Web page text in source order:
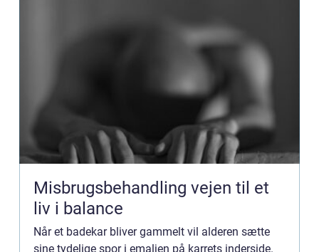
Misbrugsbehandling vejen til et
liv i balance
Når et badekar bliver gammelt vil alderen sætte
sine tydelige spor i emaljen på karrets inderside.